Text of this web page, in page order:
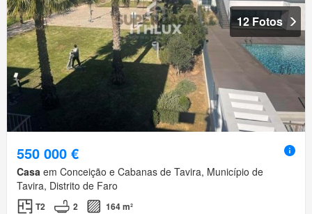
12 Fotos
550 000 €
Casa em Conceição e Cabanas de Tavira, Município de
Tavira, Distrito de Faro
T2 2 164 m²